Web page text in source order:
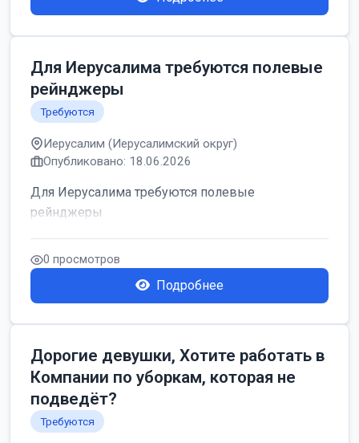
Для Иерусалима требуются полевые
рейнджеры
Требуются
Иерусалим (Иерусалимский округ)
Опубликовано: 18.06.2026
Для Иерусалима требуются полевые
рейнджеры
0 просмотров
Подробнее
Дорогие девушки, Хотите работать в
Компании по уборкам, которая не
подведёт?
Требуются